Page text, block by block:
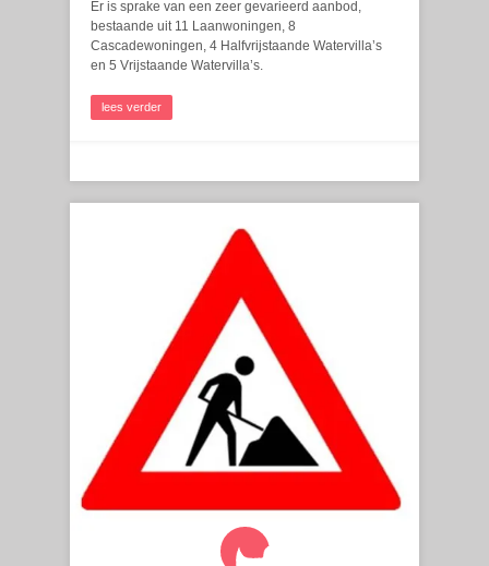
Er is sprake van een zeer gevarieerd aanbod,
bestaande uit 11 Laanwoningen, 8
Cascadewoningen, 4 Halfvrijstaande Watervilla’s
en 5 Vrijstaande Watervilla’s.
lees verder